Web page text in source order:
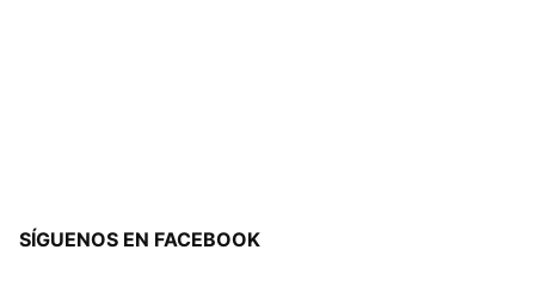
SÍGUENOS EN FACEBOOK